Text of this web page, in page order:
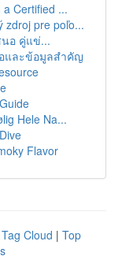
Certified ...
zdroj pre poľo...
นอ คู่แข่...
และข้อมูลสำคัญ
Hele Na...
Flavor
Tag Cloud | Top